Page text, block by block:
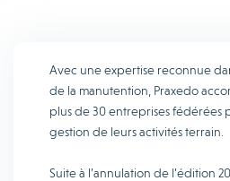
Avec une expertise reconnue
de la manutention, Praxedo
plus de 30 entreprises fédérées
gestion de leurs activités terrain.
Suite à l’annulation de l’édition